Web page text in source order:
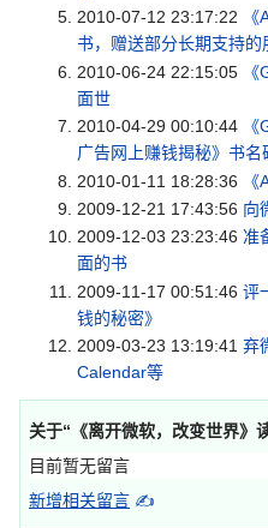
2010-07-12 23:17:22
书，赠送部分长期支持的
2010-06-24 22:15:05
面世
2010-04-29 00:10:44
广告网上赚钱揭秘》书名
2010-01-11 18:28:36
2009-12-21 17:43:56 向
2009-12-03 23:23:46 准
面的书
2009-11-17 00:51:46 评
钱的秘密》
2009-03-23 13:19:41 弃
Calendar等
关于“ 《离开微软，改变世界》
目前暂无留言
新增相关留言 ✍